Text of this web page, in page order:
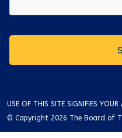
USE OF THIS SITE SIGNIFIES
© Copyright 2026 The Board of